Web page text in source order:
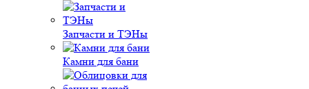
Запчасти и ТЭНы
Камни для бани